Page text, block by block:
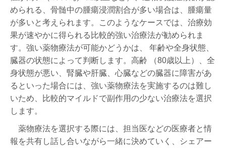
められる、骨髄中の腫瘍浸潤割合が多い場合は、腫瘍量
が多いと考えられます。このようなケースでは、治療効
果が速やかに得られる比較的強い治療法が勧められま
す。強い薬物療法が可能かどうかは、 年齢や全身状態、
臓器の状態によって判断します。高齢 （80歳以上）、全
身状態が悪い、腎臓や肝臓、心臓などの臓器に障害があ
るといった場合には、強い薬物療法を実施するのは難し
いため、比較的マイルドで副作用の少ない治療法を選択
します。
薬物療法を選択する際には、担当医などの医療者と情
報を共有し話し合いながら一緒に決めていく、シェアー